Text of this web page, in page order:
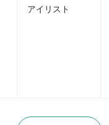
アイリスト